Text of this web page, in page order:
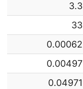
3.3
33
0.00062
0.00497
0.04971